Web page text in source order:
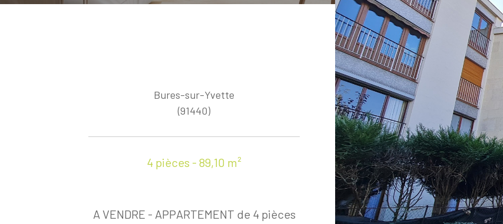
Bures-sur-Yvette
(91440)
4 pièces - 89,10 m²
A VENDRE - APPARTEMENT de 4 pièces